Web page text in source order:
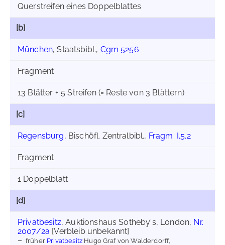
Querstreifen eines Doppelblattes
[b]
München, Staatsbibl., Cgm 5256
Fragment
13 Blätter + 5 Streifen (= Reste von 3 Blättern)
[c]
Regensburg, Bischöfl. Zentralbibl., Fragm. I.5.2
Fragment
1 Doppelblatt
[d]
Privatbesitz, Auktionshaus Sotheby's, London, Nr.
2007/2a [Verbleib unbekannt]
früher Privatbesitz Hugo Graf von Walderdorff,